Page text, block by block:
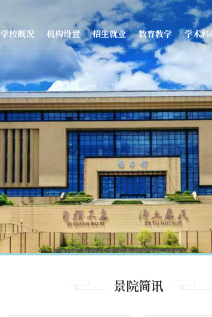
学校概况 机构设置 招生就业 教育教学 学术科
景院简讯